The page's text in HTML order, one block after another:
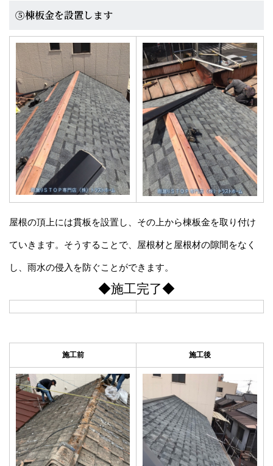
⑤棟板金を設置します
屋根の頂上には貫板を設置し、その上から棟板金を取り付け
ていきます。そうすることで、屋根材と屋根材の隙間をなく
し、雨水の侵入を防ぐことができます。
◆施工完了◆
施工前 施工後